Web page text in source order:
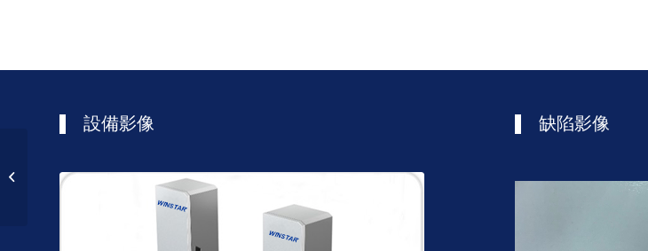
設備影像 缺陷影像